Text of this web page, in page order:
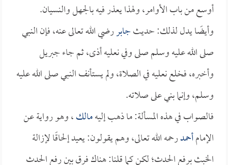
أوسع من باب الأوامر، ولهذا يعذر فيه بالجهل والنسيان.
وأيضًا يدل لذلك: حديثجابررضي الله تعالى عنه، فإن النبي
صلى الله عليه وسلم صلى وفي نعليه أذى، ثم جاء جبريل
وأخبره، فخلع نعليه في الصلاة، ولم يستأنف النبي صلى الله عليه
وسلم، وإنما بني على صلاته.
فالصواب في هذه المسألة: ما ذهب إليهمالك، وهو رواية عن
الإمامأحمدرحمه الله تعالى، وهم يقولون: يعيد إلحاقًا لإزالة
الخبث برفع الحدث؛ لكن كما قلنا: هناك فرق بين رفع الحدث